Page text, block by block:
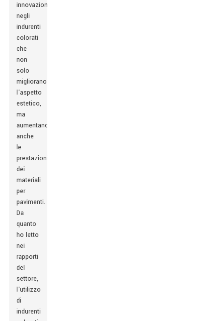
innovazioni
negli
indurenti
colorati
che
non
solo
migliorano
l'aspetto
estetico,
ma
aumentano
anche
le
prestazioni
dei
materiali
per
pavimenti.
Da
quanto
ho letto
nei
rapporti
del
settore,
l'utilizzo
di
indurenti